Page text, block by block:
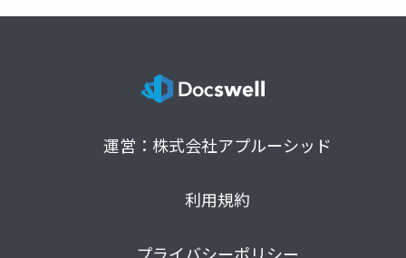
運営：株式会社アプルーシッド
利用規約
プライバシーポリシー